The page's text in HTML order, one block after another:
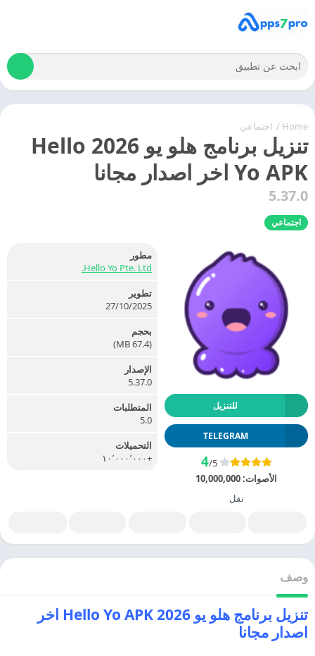
Home
/ اجتماعي
تنزيل برنامج هلو يو 2026 Hello
Yo APK اخر اصدار مجانا
5.37.0
اجتماعي
للتنزيل
TELEGRAM
4/5
الأصوات:10,000,000
نقل
مطور
Hello Yo Pte. Ltd.
تطوير
27/10/2025
بحجم
(67.4 MB)
الإصدار
5.37.0
المتطلبات
5.0
التحميلات
+١٠٬٠٠٠٬٠٠٠
وصف
تنزيل برنامج هلو يو 2026 Hello Yo APK اخر
اصدار مجانا